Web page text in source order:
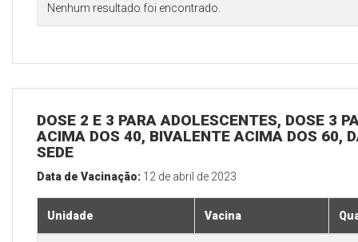
Nenhum resultado foi encontrado.
DOSE 2 E 3 PARA ADOLESCENTES, DOSE 3
ACIMA DOS 40, BIVALENTE ACIMA DOS 60,
SEDE
Data de Vacinação: 12 de abril de 2023
Unidade Vacina